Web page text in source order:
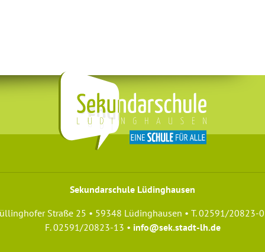
Sekundarschule Lüdinghausen
Straße 25 • 59348 Lüdinghausen • T. 02591/20823-0
F. 02591/20823-13 • info@sek.stadt-lh.de